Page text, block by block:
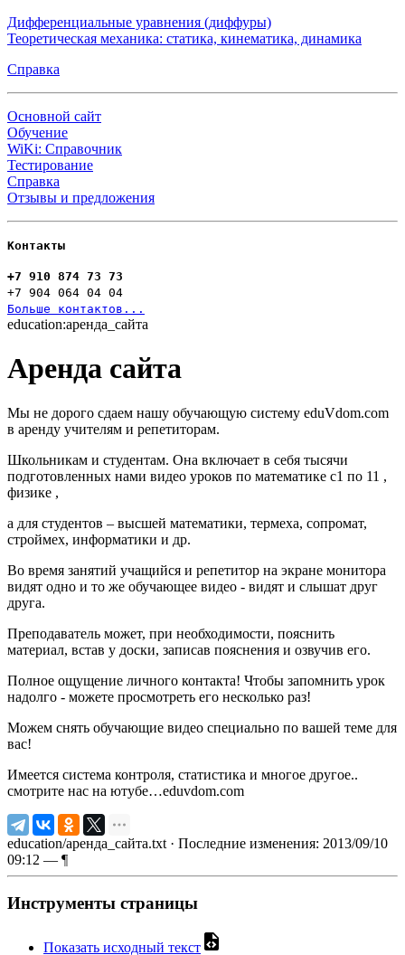
Дифференциальные уравнения (диффуры)
Теоретическая механика: статика, кинематика, динамика
Справка
Основной сайт
Обучение
WiKi: Справочник
Тестирование
Справка
Отзывы и предложения
Контакты
+7 910 874 73 73
+7 904 064 04 04
Больше контактов...
education:аренда_сайта
Аренда сайта
Мы не дорого сдаем нашу обучающую систему eduVdom.com
в аренду учителям и репетиторам.
Школьникам и студентам. Она включает в себя тысячи
подготовленных нами видео уроков по математике с1 по 11 ,
физике ,
а для студентов – высшей математики, термеха, сопромат,
строймех, информатики и др.
Во время занятий учащийся и репетитор на экране монитора
видят одно и то же обучающее видео - видят и слышат друг
друга.
Преподаватель может, при необходимости, пояснить
материал, встав у доски, записав пояснения и озвучив его.
Полное ощущение личного контакта! Чтобы запомнить урок
надолго - можете просмотреть его несколько раз!
Можем снять обучающие видео специально по вашей теме для
вас!
Имеется система контроля, статистика и многое другое..
смотрите нас на ютубе…eduvdom.com
education/аренда_сайта.txt · Последние изменения: 2013/09/10
09:12 — ¶
Инструменты страницы
Показать исходный текст